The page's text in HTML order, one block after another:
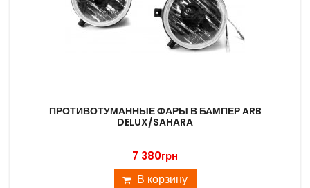
ПРОТИВОТУМАННЫЕ ФАРЫ В БАМПЕР ARB
DELUX/SAHARA
7 380грн
В корзину